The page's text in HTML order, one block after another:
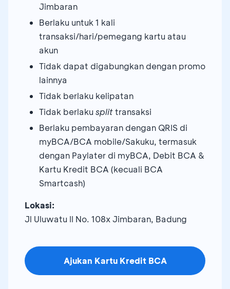
Jimbaran
Berlaku untuk 1 kali
transaksi/hari/pemegang kartu atau
akun
Tidak dapat digabungkan dengan promo
lainnya
Tidak berlaku kelipatan
Tidak berlaku splittransaksi
Berlaku pembayaran dengan QRIS di
myBCA/BCA mobile/Sakuku, termasuk
dengan Paylater di myBCA, Debit BCA &
Kartu Kredit BCA (kecuali BCA
Smartcash)
Lokasi:
Jl Uluwatu II No. 108x Jimbaran, Badung
Ajukan Kartu Kredit BCA